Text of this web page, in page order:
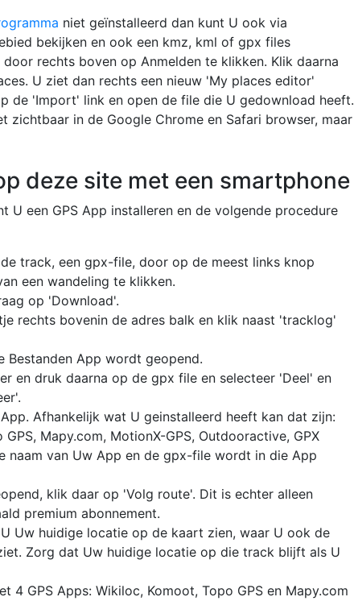
niet geïnstalleerd dan kunt U ook via
bekijken en ook een kmz, kml of gpx files
rechts boven op Anmelden te klikken. Klik daarna
U ziet dan rechts een nieuw 'My places editor'
de 'Import' link en open de file die U gedownload heeft.
zichtbaar in de Google Chrome en Safari browser, maar
deze site met een smartphone
U een GPS App installeren en de volgende procedure
track, een gpx-file, door op de meest links knop
een wandeling te klikken.
op 'Download'.
rechts bovenin de adres balk en klik naast 'tracklog'
Bestanden App wordt geopend.
en druk daarna op de gpx file en selecteer 'Deel' en
App. Afhankelijk wat U geinstalleerd heeft kan dat zijn:
Mapy.com, MotionX-GPS, Outdooractive, GPX
naam van Uw App en de gpx-file wordt in die App
klik daar op 'Volg route'. Dit is echter alleen
premium abonnement.
Uw huidige locatie op de kaart zien, waar U ook de
Zorg dat Uw huidige locatie op die track blijft als U
4 GPS Apps: Wikiloc, Komoot, Topo GPS en Mapy.com